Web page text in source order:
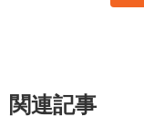
関連記事